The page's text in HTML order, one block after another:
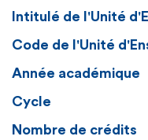
Intitulé de l'Unité
Code de l'Unité
Année académique
Cycle
Nombre de crédits